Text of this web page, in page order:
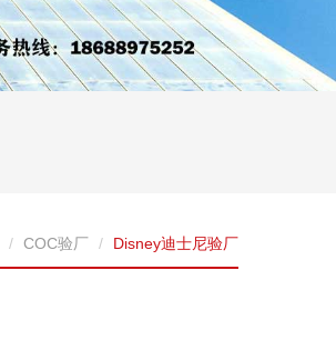
COC验厂 Disney迪士尼验厂